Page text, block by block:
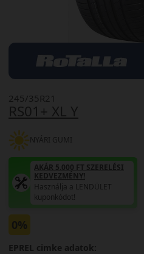
RS01+ XL Y
245/35R21
NYÁRI GUMI
AKÁR 5.000 FT SZERELÉSI
KEDVEZMÉNY!
Használja a LENDÜLET
kuponkódot!
0%
EPREL cimke adatok: